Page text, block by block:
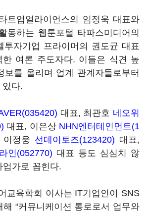
트업얼라이언스의 임정욱 대표와
동하는 웹툰포털 타파스미디어의
투자기업 프라이머의 권도균 대표
한 여론 주도자다. 이들은 식견 높
보를 올리며 업계 관계자들로부터
있다.
대표, 최관호 네오위
대표, 이은상 NHN엔터테인먼트(1
정웅 선데이토즈(123420) 대표,
인(052770) 대표 등도 심심치 않
가로 꼽힌다.
교육학회 이사는 IT기업인이 SNS
“커뮤니케이션 통로로서 업무와